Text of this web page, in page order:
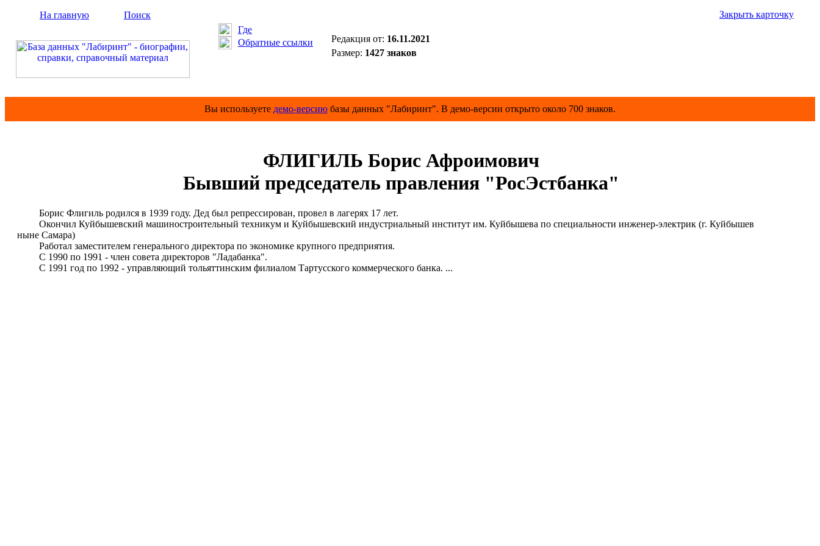
На главную
Поиск
Где
Обратные ссылки
Закрыть карточку
Редакция от: 16.11.2021
Размер: 1427 знаков
Вы используете демо-версию базы данных "Лабиринт". В демо-версии открыто около 700 знаков.
ФЛИГИЛЬ Борис Афроимович
Бывший председатель правления "РосЭстбанка"
Борис Флигиль родился в 1939 году. Дед был репрессирован, провел в лагерях 17 лет.
Окончил Куйбышевский машиностроительный техникум и Куйбышевский индустриальный институт им. Куйбышева по специальности инженер-электрик (г. Куйбышев
ныне Самара)
Работал заместителем генерального директора по экономике крупного предприятия.
С 1990 по 1991 - член совета директоров "Ладабанка".
С 1991 год по 1992 - управляющий тольяттинским филиалом Тартусского коммерческого банка. ...